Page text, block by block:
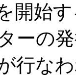
開始
ーの
行な